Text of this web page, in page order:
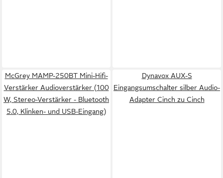
McGrey MAMP-250BT Mini-Hifi-
Verstärker Audioverstärker (100
W, Stereo-Verstärker - Bluetooth
5.0, Klinken- und USB-Eingang)
Dynavox AUX-S
Eingangsumschalter silber Audio-
Adapter Cinch zu Cinch